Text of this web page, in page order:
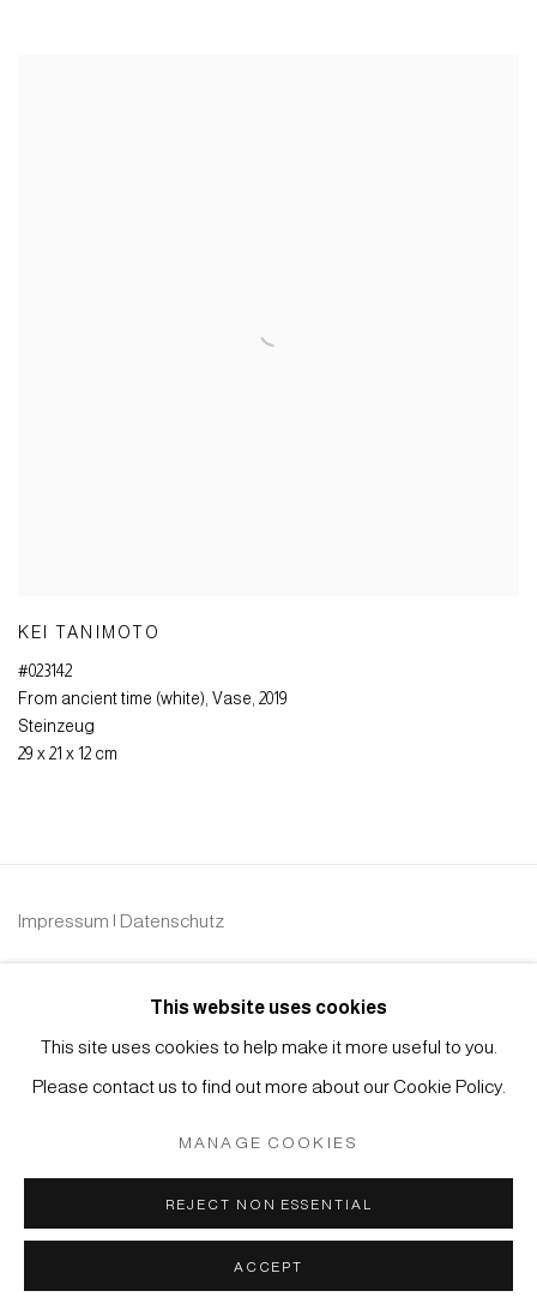
KEI TANIMOTO
#023142
From ancient time (white), Vase, 2019
Steinzeug
29 x 21 x 12 cm
Impressum | Datenschutz
COPYRIGHT © 2026 JAPAN ART - GALERIE FRIEDRICH
SITE BY ARTLOGIC
This website uses cookies
This site uses cookies to help make it more useful to you.
Please contact us to find out more about our Cookie Policy.
MANAGE COOKIES
REJECT NON ESSENTIAL
ACCEPT